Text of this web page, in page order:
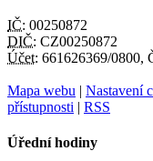
IČ: 00250872
DIČ: CZ00250872
Účet: 661626369/0800,
Mapa webu | Nastavení
přístupnosti | RSS
Úřední hodiny